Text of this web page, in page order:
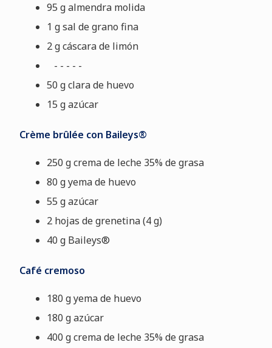
95 g almendra molida
1 g sal de grano fina
2 g cáscara de limón
- - - - -
50 g clara de huevo
15 g azúcar
Crème brûlée con Baileys®
250 g crema de leche 35% de grasa
80 g yema de huevo
55 g azúcar
2 hojas de grenetina (4 g)
40 g Baileys®
Café cremoso
180 g yema de huevo
180 g azúcar
400 gcrema de leche 35% de grasa